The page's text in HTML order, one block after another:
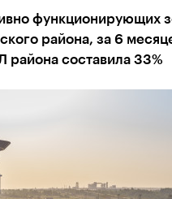
функционирующих
района, за 6
района составила 33%